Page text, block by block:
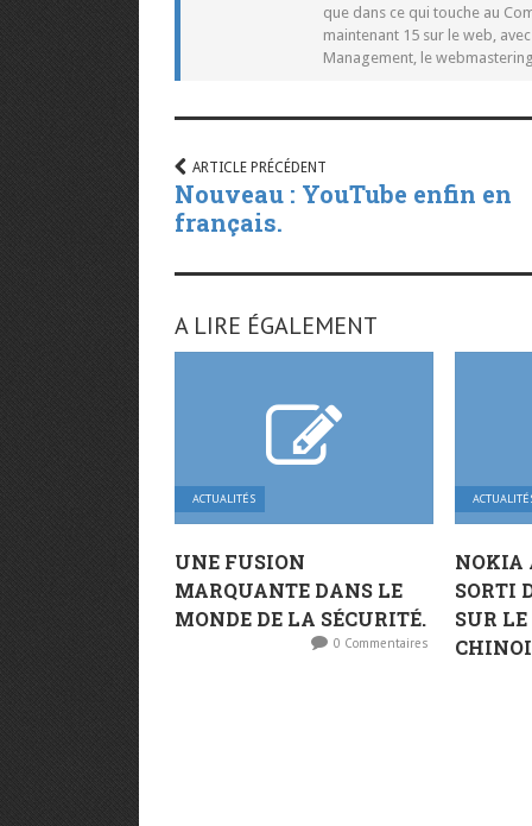
que dans ce qui touche au
maintenant 15 sur le web,
Management, le
ARTICLE PRÉCÉDENT
Nouveau : YouTube enfin en
français.
A LIRE ÉGALEMENT
ACTUALITÉS
UNE FUSION
MARQUANTE DANS LE
MONDE DE LA SÉCURITÉ.
0 Commentaires
NOKIA
SORTI
SUR